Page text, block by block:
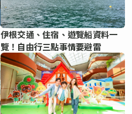
伊根交通、住宿、遊覽船資料一
覽！自由行三點事情要避雷